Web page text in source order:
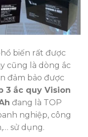
biến rất được
cũng là dòng ắc
đảm bảo được
3 ắc quy Vision
đang là TOP
nghiệp, công
sử dụng.